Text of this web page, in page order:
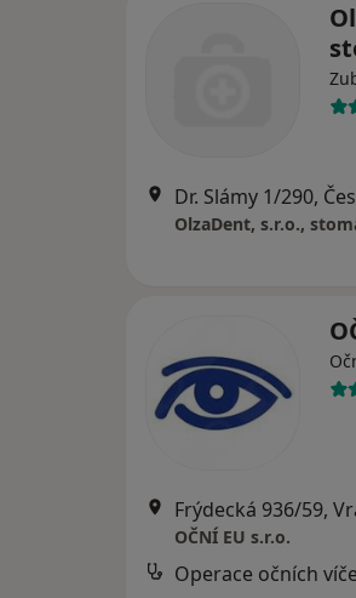
Dr. Slámy 1/290,
OlzaDent, s.r.o.,
Frýdecká 936/59,
OČNÍ EU s.r.o.
Operace očních